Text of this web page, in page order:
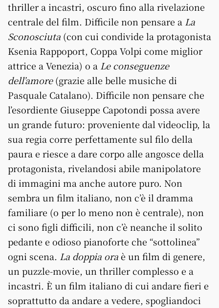
thriller a incastri, oscuro fino alla rivelazione
centrale del film. Difficile non pensare a La
Sconosciuta (con cui condivide la protagonista
Ksenia Rappoport, Coppa Volpi come miglior
attrice a Venezia) o a Le conseguenze
dell’amore(grazie alle belle musiche di
Pasquale Catalano). Difficile non pensare che
l’esordiente Giuseppe Capotondi possa avere
un grande futuro: proveniente dal videoclip, la
sua regia corre perfettamente sul filo della
paura e riesce a dare corpo alle angosce della
protagonista, rivelandosi abile manipolatore
di immagini ma anche autore puro. Non
sembra un film italiano, non c’è il dramma
familiare (o per lo meno non è centrale), non
ci sono figli difficili, non c’è neanche il solito
pedante e odioso pianoforte che “sottolinea”
ogni scena. La doppia oraè un film di genere,
un puzzle-movie, un thriller complesso e a
incastri. È un film italiano di cui andare fieri e
soprattutto da andare a vedere, spogliandoci